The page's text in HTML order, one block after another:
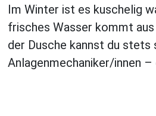
Im Winter ist es kuschelig
frisches Wasser kommt
der Dusche kannst du stets
Anlagenmechaniker/innen